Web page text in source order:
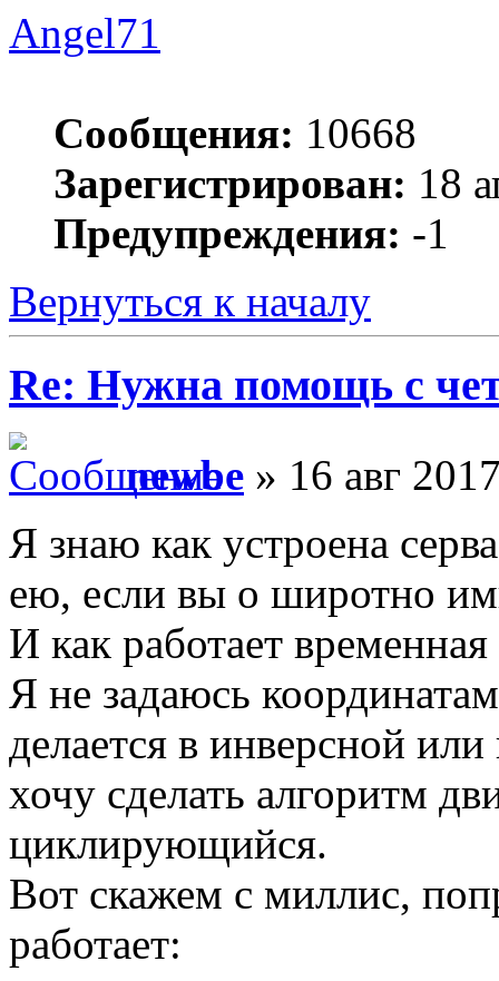
Angel71
Сообщения: 10668
Зарегистрирован: 18
Предупреждения: -1
Вернуться к началу
Re: Нужна помощь с
newbe » 16 авг
Я знаю как устроена
ею, если вы о широтно
И как работает
Я не задаюсь
делается в инверсной
хочу сделать алгоритм
циклирующийся.
Вот скажем с миллис,
работает: